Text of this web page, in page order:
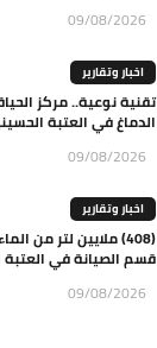
09/08/2026
اخبار وتقارير
تقنية نوعية.. مركز
الدماغ في العتبة
09/08/2026
اخبار وتقارير
قسم الصيانة في
09/08/2026